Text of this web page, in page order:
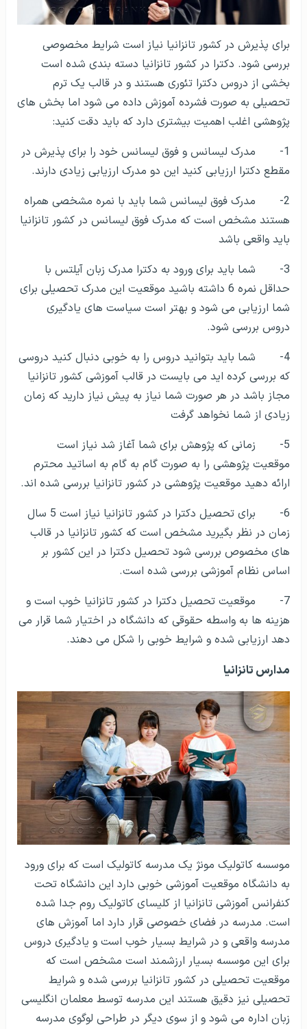
برای پذیرش در کشور تانزانیا نیاز است شرایط مخصوصی
بررسی شود. دکترا در کشور تانزانیا دسته بندی شده است
بخشی از دروس دکترا تئوری هستند و در قالب یک ترم
تحصیلی به صورت فشرده آموزش داده می شود اما بخش های
پژوهشی اغلب اهمیت بیشتری دارد که باید دقت کنید:
1- مدرک لیسانس و فوق لیسانس خود را برای پذیرش در
مقطع دکترا ارزیابی کنید این دو مدرک ارزیابی زیادی دارند.
2- مدرک فوق لیسانس شما باید با نمره مشخصی همراه
هستند مشخص است که مدرک فوق لیسانس در کشور تانزانیا
باید واقعی باشد
3- شما باید برای ورود به دکترا مدرک زبان آیلتس با
حداقل نمره 6 داشته باشید موقعیت این مدرک تحصیلی برای
شما ارزیابی می شود و بهتر است سیاست های یادگیری
دروس بررسی شود.
4- شما باید بتوانید دروس را به خوبی دنبال کنید دروسی
که بررسی کرده اید می بایست در قالب آموزشی کشور تانزانیا
مجاز باشد در هر صورت شما نیاز به پیش نیاز دارید که زمان
زیادی از شما نخواهد گرفت
5- زمانی که پژوهش برای شما آغاز شد نیاز است
موقعیت پژوهشی را به صورت گام به گام به اساتید محترم
ارائه دهید موقعیت پژوهشی در کشور تانزانیا بررسی شده اند.
6- برای تحصیل دکترا در کشور تانزانیا نیاز است 5 سال
زمان در نظر بگیرید مشخص است که کشور تانزانیا در قالب
های مخصوص بررسی شود تحصیل دکترا در این کشور بر
اساس نظام آموزشی بررسی شده است.
7- موقعیت تحصیل دکترا در کشور تانزانیا خوب است و
هزینه ها به واسطه حقوقی که دانشگاه در اختیار شما قرار می
دهد ارزیابی شده و شرایط خوبی را شکل می دهند.
مدارس تانزانیا
موسسه کاتولیک مونژ یک مدرسه کاتولیک است که برای ورود
به دانشگاه موقعیت آموزشی خوبی دارد این دانشگاه تحت
کنفرانس آموزشی تانزانیا از کلیسای کاتولیک روم جدا شده
است. مدرسه در فضای خصوصی قرار دارد اما آموزش های
مدرسه واقعی و در شرایط بسیار خوب است و یادگیری دروس
برای این موسسه بسیار ارزشمند است مشخص است که
موقعیت تحصیلی در کشور تانزانیا بررسی شده و شرایط
تحصیلی نیز دقیق هستند این مدرسه توسط معلمان انگلیسی
زبان اداره می شود و از سوی دیگر در طراحی لوگوی مدرسه